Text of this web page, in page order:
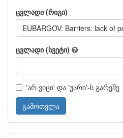
ცვლადი (რიგი)
ცვლადი (სვეტი)
'არ ვიცი' და 'უარი'-ს გარეშე
გამოთვლა